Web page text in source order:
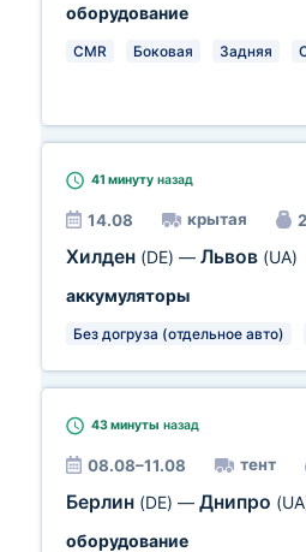
оборудование
CMR Боковая Задняя
41 минуту назад
14.08 крытая
Хилден (DE) — Львов (UA)
аккумуляторы
Без догруза (отдельное авто)
43 минуты назад
08.08–11.08 тент
Берлин (DE) — Днипро
оборудование